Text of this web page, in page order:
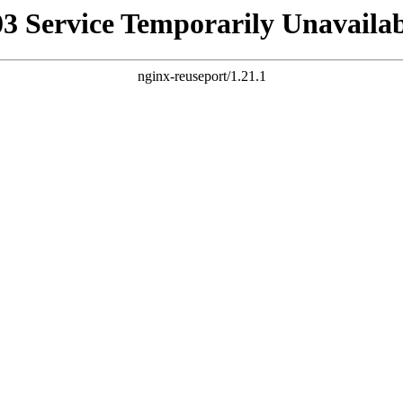
Service Temporarily
nginx-reuseport/1.21.1